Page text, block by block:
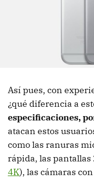
Así pues, con
¿qué diferencia a
especificaciones,
atacan estos
como las ranuras
rápida, las pantallas
4K), las cámaras